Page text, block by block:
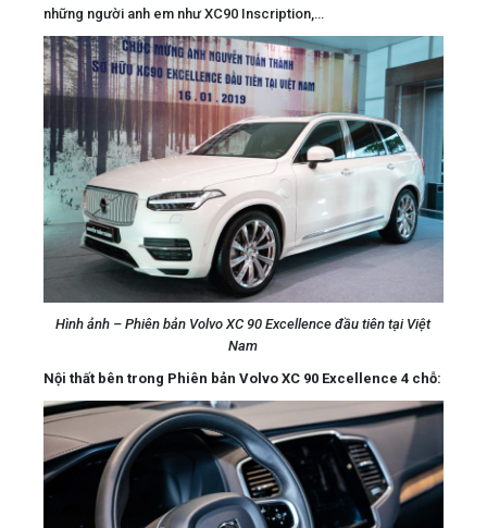
những người anh em như XC90 Inscription,…
Hình ảnh – Phiên bản Volvo XC 90 Excellence đầu tiên tại Việt
Nam
Nội thất bên trong Phiên bản Volvo XC 90 Excellence 4 chỗ: